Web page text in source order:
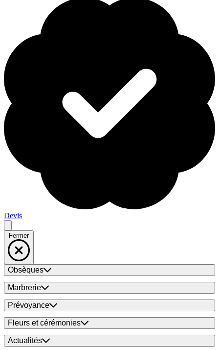
Devis
Fermer
Obsèques
Marbrerie
Prévoyance
Fleurs et cérémonies
Actualités